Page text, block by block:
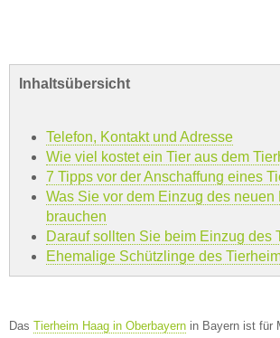
Inhaltsübersicht
Telefon, Kontakt und Adresse
Wie viel kostet ein Tier aus dem
7 Tipps vor der Anschaffung eines
Was Sie vor dem Einzug des neuen
brauchen
Darauf sollten Sie beim Einzug des
Ehemalige Schützlinge des
Das Tierheim Haag in Oberbayern in Bayern ist für